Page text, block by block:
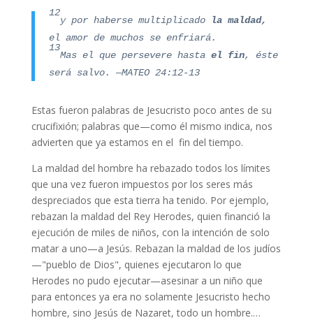
12
y por haberse multiplicado
la maldad,
el amor de muchos se enfriará.
13
Mas el que persevere hasta el fin, éste
será salvo. —MATEO 24:12-13
Estas fueron palabras de Jesucristo poco antes de su
crucifixión; palabras que—como él mismo indica, nos
advierten que ya estamos en el fin del tiempo.
La maldad del hombre ha rebazado todos los límites
que una vez fueron impuestos por los seres más
despreciados que esta tierra ha tenido. Por ejemplo,
rebazan la maldad del Rey Herodes, quien financió la
ejecución de miles de niños, con la intención de solo
matar a uno—a Jesús. Rebazan la maldad de los judíos
—"pueblo de Dios", quienes ejecutaron lo que
Herodes no pudo ejecutar—asesinar a un niño que
para entonces ya era no solamente Jesucristo hecho
hombre, sino Jesús de Nazaret, todo un hombre.…